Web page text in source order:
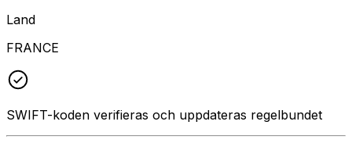
Land
FRANCE
SWIFT-koden verifieras och uppdateras regelbundet